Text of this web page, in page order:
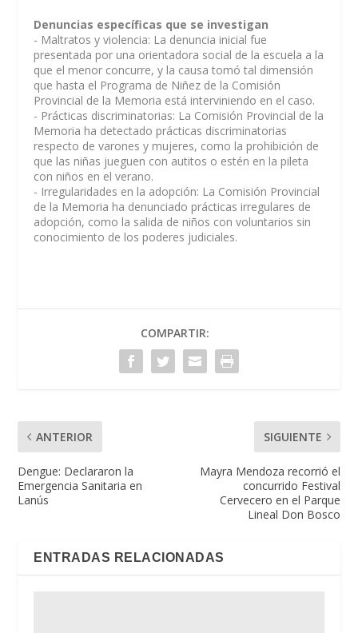
Denuncias específicas que se investigan
- Maltratos y violencia: La denuncia inicial fue
presentada por una orientadora social de la escuela a la
que el menor concurre, y la causa tomó tal dimensión
que hasta el Programa de Niñez de la Comisión
Provincial de la Memoria está interviniendo en el caso.
- Prácticas discriminatorias: La Comisión Provincial de la
Memoria ha detectado prácticas discriminatorias
respecto de varones y mujeres, como la prohibición de
que las niñas jueguen con autitos o estén en la pileta
con niños en el verano.
- Irregularidades en la adopción: La Comisión Provincial
de la Memoria ha denunciado prácticas irregulares de
adopción, como la salida de niños con voluntarios sin
conocimiento de los poderes judiciales.
COMPARTIR:
ANTERIOR
Dengue: Declararon la
Emergencia Sanitaria en
Lanús
SIGUIENTE
Mayra Mendoza recorrió el
concurrido Festival
Cervecero en el Parque
Lineal Don Bosco
ENTRADAS RELACIONADAS